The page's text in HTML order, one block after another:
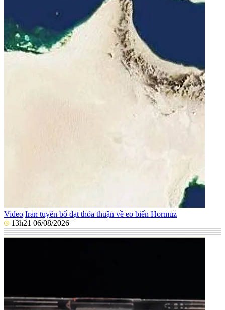
Video Iran tuyên bố đạt thỏa thuận về eo biển Hormuz
13h21 06/08/2026